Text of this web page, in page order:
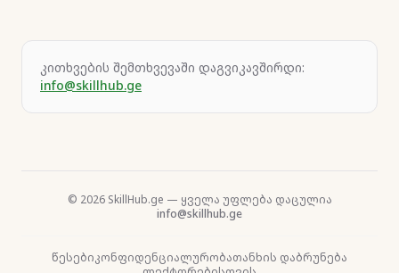
კითხვების შემთხვევაში დაგვიკავშირდი:
info@skillhub.ge
© 2026 SkillHub.ge — ყველა უფლება დაცულია
info@skillhub.ge
წესებიკონფიდენციალურობათანხის დაბრუნება